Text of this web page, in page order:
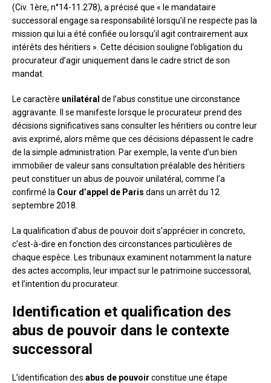
(Civ. 1ère, n°14-11.278), a précisé que « le mandataire
successoral engage sa responsabilité lorsqu’il ne respecte pas la
mission qui lui a été confiée ou lorsqu’il agit contrairement aux
intérêts des héritiers ». Cette décision souligne l’obligation du
procurateur d’agir uniquement dans le cadre strict de son
mandat.
Le caractère unilatéral de l’abus constitue une circonstance
aggravante. Il se manifeste lorsque le procurateur prend des
décisions significatives sans consulter les héritiers ou contre leur
avis exprimé, alors même que ces décisions dépassent le cadre
de la simple administration. Par exemple, la vente d’un bien
immobilier de valeur sans consultation préalable des héritiers
peut constituer un abus de pouvoir unilatéral, comme l’a
confirmé la Cour d’appel de Paris dans un arrêt du 12
septembre 2018.
La qualification d’abus de pouvoir doit s’apprécier in concreto,
c’est-à-dire en fonction des circonstances particulières de
chaque espèce. Les tribunaux examinent notamment la nature
des actes accomplis, leur impact sur le patrimoine successoral,
et l’intention du procurateur.
Identification et qualification des
abus de pouvoir dans le contexte
successoral
L’identification des abus de pouvoir constitue une étape